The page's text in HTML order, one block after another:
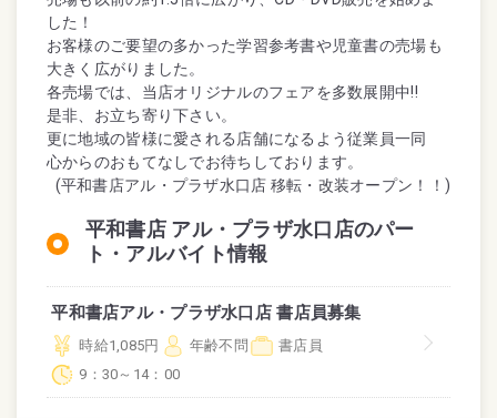
した！
お客様のご要望の多かった学習参考書や児童書の売場も
大きく広がりました。
各売場では、当店オリジナルのフェアを多数展開中!!
是非、お立ち寄り下さい。
更に地域の皆様に愛される店舗になるよう従業員一同
心からのおもてなしでお待ちしております。
(平和書店アル・プラザ水口店 移転・改装オープン！！)
平和書店 アル・プラザ水口店のパー
ト・アルバイト情報
平和書店アル・プラザ水口店 書店員募集
時給1,085円 年齢不問
書店員
9：30～14：00